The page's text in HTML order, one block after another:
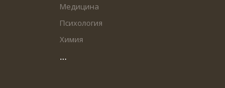
Медицина
Психология
Химия
...